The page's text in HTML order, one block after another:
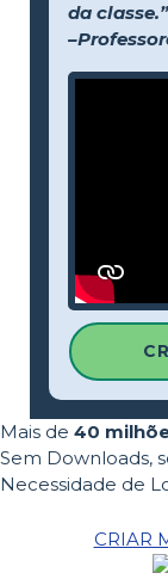
da classe.”
Mais de 40
Sem Downloads,
Necessidade de
CRIAR